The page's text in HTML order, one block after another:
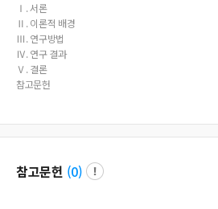
Ⅰ. 서론
Ⅱ. 이론적 배경
Ⅲ. 연구방법
Ⅳ. 연구 결과
Ⅴ. 결론
참고문헌
참고문헌 (0)